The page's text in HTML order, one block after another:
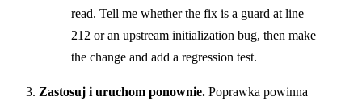
read. Tell me whether the fix is a guard at line
212 or an upstream initialization bug, then make
the change and add a regression test.
Zastosuj i uruchom ponownie. Poprawka powinna